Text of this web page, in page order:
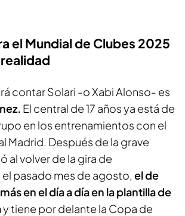
el Mundial de Clubes 2025
contar Solari -o Xabi Alonso- es
El central de 17 años ya está de
en los entrenamientos con el
Madrid. Después de la grave
al volver de la gira de
pasado mes de agosto, el de
en el día a día en la plantilla de
y tiene por delante la Copa de